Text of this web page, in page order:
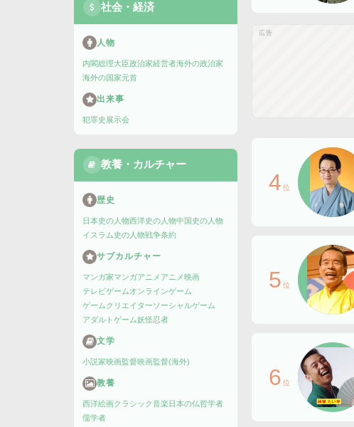
社会・経済
人物
内閣総理大臣政治家経営者海外の政治家
海外の国家元首
出来事
犯罪史 展示会
教養・カルチャー
歴史
日本史の人物西洋史の人物中国史の人物
イスラム史の人物戦争条約
サブカルチャー
マンガ家マンガアニメ アニメ映画
テレビゲームオンラインゲーム
ゲームクリエイターソーシャルゲーム
アダルトゲーム妖怪忍者
文学
小説家映画監督映画監督(海外)
教養
西洋絵画クラシック音楽 日本の仏哲学者
儒学者
広告
4 位
5 位
6 位